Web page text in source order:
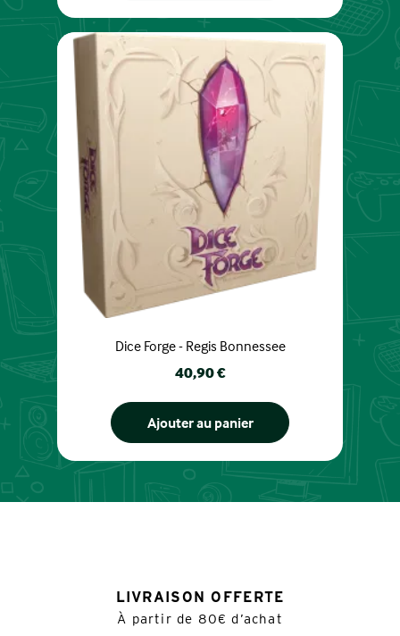
Dice Forge - Regis Bonnessee
Prix
40,90 €
Ajouter au panier
LIVRAISON OFFERTE
À partir de 80€ d’achat